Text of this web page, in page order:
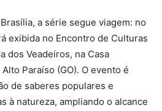
a série segue viagem: no
exibida no Encontro de Culturas
dos Veadeiros, na Casa
Paraíso (GO). O evento é
de saberes populares e
à natureza, ampliando o alcance